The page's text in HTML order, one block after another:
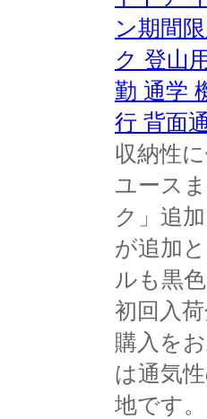
ン期間
ク 登山
勤 通学
行 背面
収納性
ユース
ク」追
が追加
ルも黒
初回入
購入を
は通気
地です